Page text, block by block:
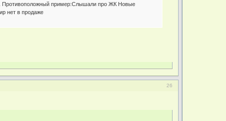
Противоположный пример:Слышали про ЖК Новые
нет в продаже
26